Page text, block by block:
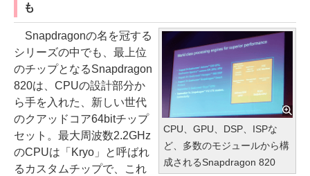
も
CPU、GPU、DSP、ISPな
ど、多数のモジュールから構
成されるSnapdragon 820
Snapdragonの名を冠する
シリーズの中でも、最上位
のチップとなるSnapdragon
820は、CPUの設計部分か
ら手を入れた、新しい世代
のクアッドコア64bitチップ
セット。最大周波数2.2GHz
のCPUは「Kryo」と呼ばれ
るカスタムチップで、これ